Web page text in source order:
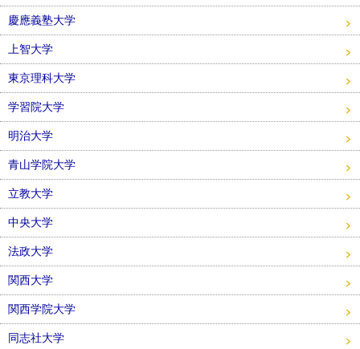
慶應義塾大学
上智大学
東京理科大学
学習院大学
明治大学
青山学院大学
立教大学
中央大学
法政大学
関西大学
関西学院大学
同志社大学